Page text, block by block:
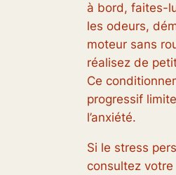
à bord, faites-
les odeurs,
moteur sans
réalisez de
Ce
progressif limite
l’anxiété.
Si le stress
consultez votre